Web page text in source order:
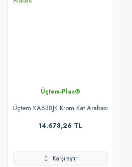
Üçtem-Plas®
Üçtem KA638JK Krom Kat Arabası
14.678,26 TL
Karşılaştır